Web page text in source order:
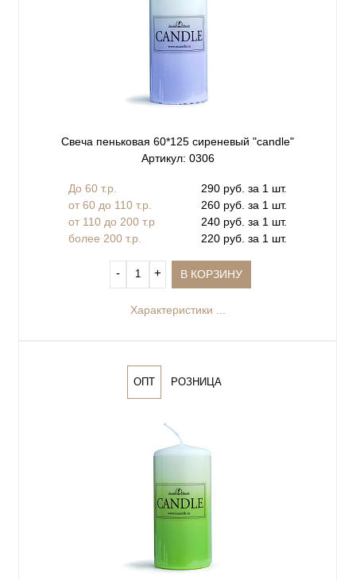
Свеча пеньковая 60*125 сиреневый "сandle"
Артикул: 0306
До 60 т.р.
290 руб. за 1 шт.
от 60 до 110 т.р.
260 руб. за 1 шт.
от 110 до 200 т.р
240 руб. за 1 шт.
более 200 т.р.
220 руб. за 1 шт.
‐ + В КОРЗИНУ
Характеристики ...
ОПТ РОЗНИЦА